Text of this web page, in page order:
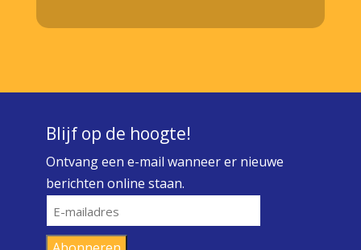
Blijf op de hoogte!
Ontvang een e-mail wanneer er nieuwe
berichten online staan.
E-
mailadres